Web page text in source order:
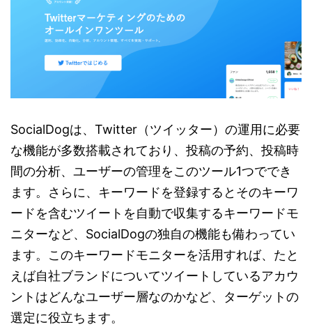
SocialDogは、Twitter（ツイッター）の運用に必要
な機能が多数搭載されており、投稿の予約、投稿時
間の分析、ユーザーの管理をこのツール1つででき
ます。さらに、キーワードを登録するとそのキーワ
ードを含むツイートを自動で収集するキーワードモ
ニターなど、SocialDogの独自の機能も備わってい
ます。このキーワードモニターを活用すれば、たと
えば自社ブランドについてツイートしているアカウ
ントはどんなユーザー層なのかなど、ターゲットの
選定に役立ちます。